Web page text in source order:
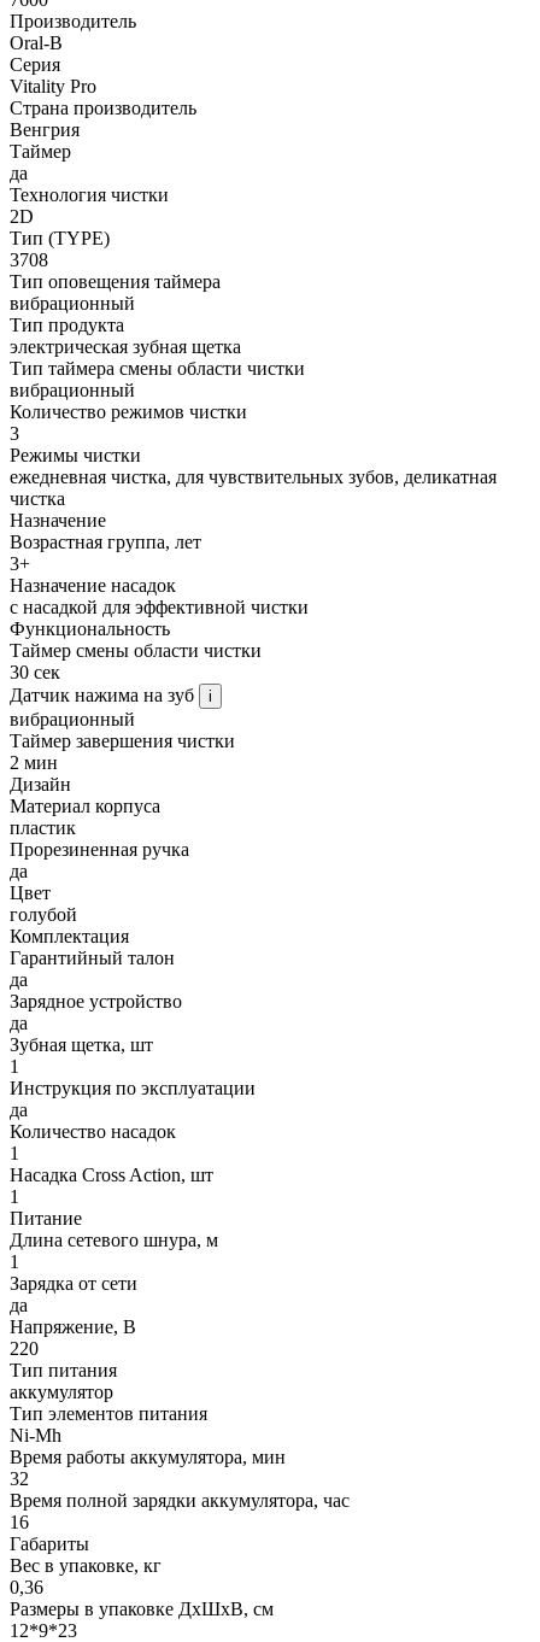
Производитель
Oral-B
Серия
Vitality Pro
Страна производитель
Венгрия
Таймер
да
Технология чистки
2D
Тип (TYPE)
3708
Тип оповещения таймера
вибрационный
Тип продукта
электрическая зубная щетка
Тип таймера смены области чистки
вибрационный
Количество режимов чистки
3
Режимы чистки
ежедневная чистка, для чувствительных зубов, деликатная
чистка
Назначение
Возрастная группа, лет
3+
Назначение насадок
с насадкой для эффективной чистки
Функциональность
Таймер смены области чистки
30 сек
Датчик нажима на зуб
i
вибрационный
Таймер завершения чистки
2 мин
Дизайн
Материал корпуса
пластик
Прорезиненная ручка
да
Цвет
голубой
Комплектация
Гарантийный талон
да
Зарядное устройство
да
Зубная щетка, шт
1
Инструкция по эксплуатации
да
Количество насадок
1
Насадка Cross Action, шт
1
Питание
Длина сетевого шнура, м
1
Зарядка от сети
да
Напряжение, В
220
Тип питания
аккумулятор
Тип элементов питания
Ni-Mh
Время работы аккумулятора, мин
32
Время полной зарядки аккумулятора, час
16
Габариты
Вес в упаковке, кг
0,36
Размеры в упаковке ДxШxВ, см
12*9*23